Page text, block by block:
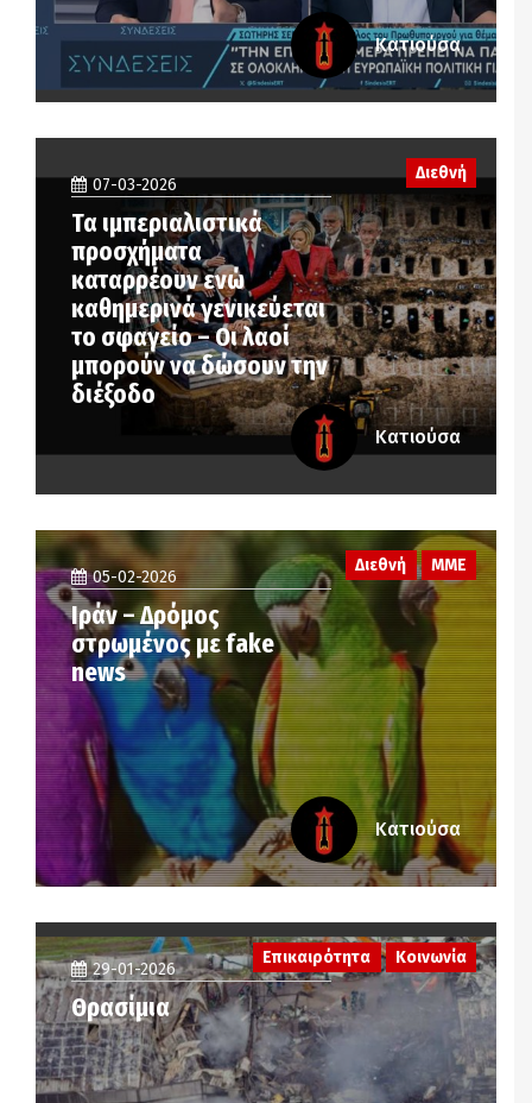
Κατιούσα
07-03-2026
Τα ιμπεριαλιστικά
προσχήματα
καταρρέουν ενώ
καθημερινά γενικεύεται
το σφαγείο – Οι λαοί
μπορούν να δώσουν την
διέξοδο
Διεθνή
Κατιούσα
05-02-2026
Ιράν – Δρόμος
στρωμένος με fake
news
Διεθνή ΜΜΕ
Κατιούσα
29-01-2026
Θρασίμια
Επικαιρότητα Κοινωνία